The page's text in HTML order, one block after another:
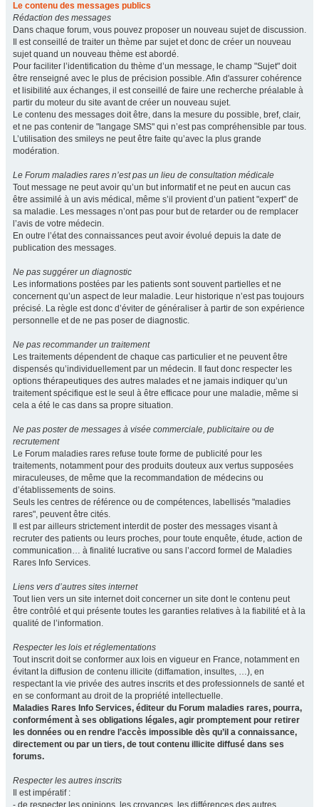
Le contenu des messages publics
Rédaction des messages
Dans chaque forum, vous pouvez proposer un nouveau sujet de discussion.
Il est conseillé de traiter un thème par sujet et donc de créer un nouveau
sujet quand un nouveau thème est abordé.
Pour faciliter l’identification du thème d’un message, le champ "Sujet" doit
être renseigné avec le plus de précision possible. Afin d'assurer cohérence
et lisibilité aux échanges, il est conseillé de faire une recherche préalable à
partir du moteur du site avant de créer un nouveau sujet.
Le contenu des messages doit être, dans la mesure du possible, bref, clair,
et ne pas contenir de "langage SMS" qui n’est pas compréhensible par tous.
L’utilisation des smileys ne peut être faite qu’avec la plus grande
modération.
Le Forum maladies rares n’est pas un lieu de consultation médicale
Tout message ne peut avoir qu’un but informatif et ne peut en aucun cas
être assimilé à un avis médical, même s’il provient d’un patient "expert" de
sa maladie. Les messages n’ont pas pour but de retarder ou de remplacer
l’avis de votre médecin.
En outre l’état des connaissances peut avoir évolué depuis la date de
publication des messages.
Ne pas suggérer un diagnostic
Les informations postées par les patients sont souvent partielles et ne
concernent qu’un aspect de leur maladie. Leur historique n’est pas toujours
précisé. La règle est donc d’éviter de généraliser à partir de son expérience
personnelle et de ne pas poser de diagnostic.
Ne pas recommander un traitement
Les traitements dépendent de chaque cas particulier et ne peuvent être
dispensés qu’individuellement par un médecin. Il faut donc respecter les
options thérapeutiques des autres malades et ne jamais indiquer qu’un
traitement spécifique est le seul à être efficace pour une maladie, même si
cela a été le cas dans sa propre situation.
Ne pas poster de messages à visée commerciale, publicitaire ou de
recrutement
Le Forum maladies rares refuse toute forme de publicité pour les
traitements, notamment pour des produits douteux aux vertus supposées
miraculeuses, de même que la recommandation de médecins ou
d’établissements de soins.
Seuls les centres de référence ou de compétences, labellisés "maladies
rares", peuvent être cités.
Il est par ailleurs strictement interdit de poster des messages visant à
recruter des patients ou leurs proches, pour toute enquête, étude, action de
communication… à finalité lucrative ou sans l’accord formel de Maladies
Rares Info Services.
Liens vers d’autres sites internet
Tout lien vers un site internet doit concerner un site dont le contenu peut
être contrôlé et qui présente toutes les garanties relatives à la fiabilité et à la
qualité de l’information.
Respecter les lois et réglementations
Tout inscrit doit se conformer aux lois en vigueur en France, notamment en
évitant la diffusion de contenu illicite (diffamation, insultes, …), en
respectant la vie privée des autres inscrits et des professionnels de santé et
en se conformant au droit de la propriété intellectuelle.
Maladies Rares Info Services, éditeur du Forum maladies rares, pourra,
conformément à ses obligations légales, agir promptement pour retirer
les données ou en rendre l’accès impossible dès qu’il a connaissance,
directement ou par un tiers, de tout contenu illicite diffusé dans ses
forums.
Respecter les autres inscrits
Il est impératif :
- de respecter les opinions, les croyances, les différences des autres